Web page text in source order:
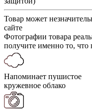
Товар может
сайте
Фотографии товара
получите именно то, что
Напоминает пушистое
кружевное облако